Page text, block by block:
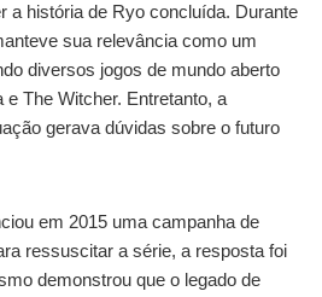
a história de Ryo concluída. Durante
sua relevância como um
diversos jogos de mundo aberto
The Witcher. Entretanto, a
gerava dúvidas sobre o futuro
em 2015 uma campanha de
ressuscitar a série, a resposta foi
demonstrou que o legado de